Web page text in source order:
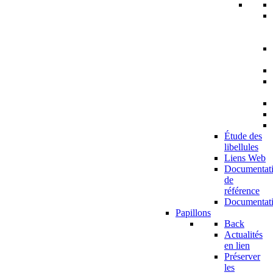
Étude des
libellules
Liens Web
de
référence
Papillons
Back
Actualités
en lien
Préserver
les